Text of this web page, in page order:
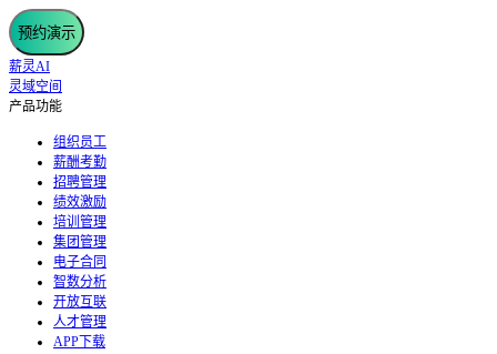
预约演示
薪灵AI
灵域空间
产品功能
组织员工
薪酬考勤
招聘管理
绩效激励
培训管理
集团管理
电子合同
智数分析
开放互联
人才管理
APP下载